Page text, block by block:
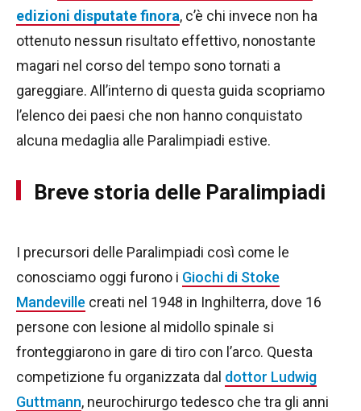
edizioni disputate finora, c’è chi invece non ha
ottenuto nessun risultato effettivo, nonostante
magari nel corso del tempo sono tornati a
gareggiare. All’interno di questa guida scopriamo
l’elenco dei paesi che non hanno conquistato
alcuna medaglia alle Paralimpiadi estive.
Breve storia delle Paralimpiadi
I precursori delle Paralimpiadi così come le
conosciamo oggi furono i Giochi di Stoke
Mandeville creati nel 1948 in Inghilterra, dove 16
persone con lesione al midollo spinale si
fronteggiarono in gare di tiro con l’arco. Questa
competizione fu organizzata dal dottor Ludwig
Guttmann, neurochirurgo tedesco che tra gli anni